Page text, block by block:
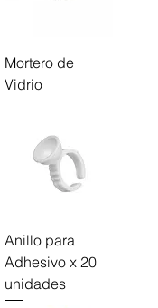
Mortero de
Vidrio
Anillo para
Adhesivo x 20
unidades